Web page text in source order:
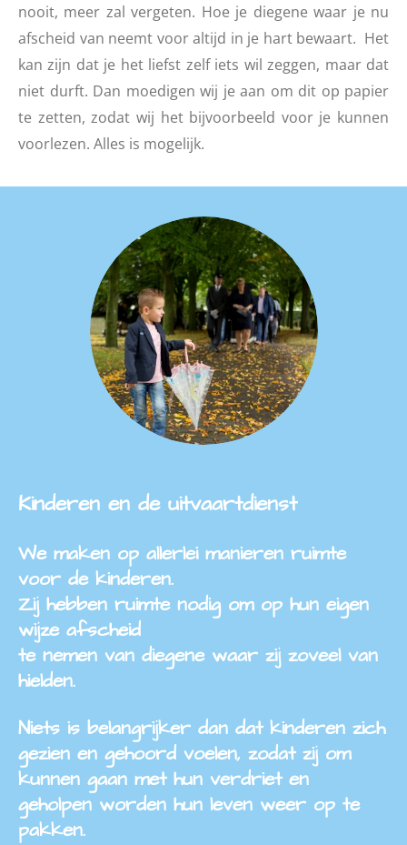
nooit, meer zal vergeten. Hoe je diegene waar je nu
afscheid van neemt voor altijd in je hart bewaart. Het
kan zijn dat je het liefst zelf iets wil zeggen, maar dat
niet durft. Dan moedigen wij je aan om dit op papier
te zetten, zodat wij het bijvoorbeeld voor je kunnen
voorlezen. Alles is mogelijk.
Kinderen en de uitvaartdienst
We maken op allerlei manieren ruimte
voor de kinderen.
Zij hebben ruimte nodig om op hun eigen
wijze afscheid
te nemen van diegene waar zij zoveel van
hielden.
Niets is belangrijker dan dat kinderen zich
gezien en gehoord voelen, zodat zij om
kunnen gaan met hun verdriet en
geholpen worden hun leven weer op te
pakken.